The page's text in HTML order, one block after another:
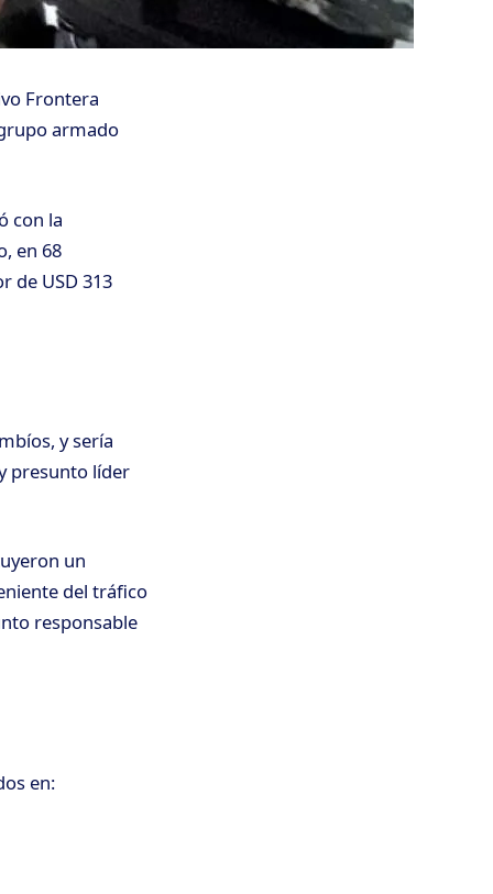
Frontera
armado
con la
en 68
de USD 313
y sería
presunto líder
un
del tráfico
responsable
en: